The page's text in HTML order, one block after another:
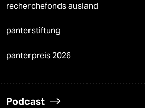
recherchefonds ausland
panterstiftung
panterpreis 2026
Podcast